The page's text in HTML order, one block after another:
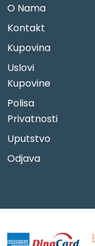
O Nama
Kontakt
Kupovina
Uslovi
Kupovine
Polisa
Privatnosti
Uputstvo
Odjava